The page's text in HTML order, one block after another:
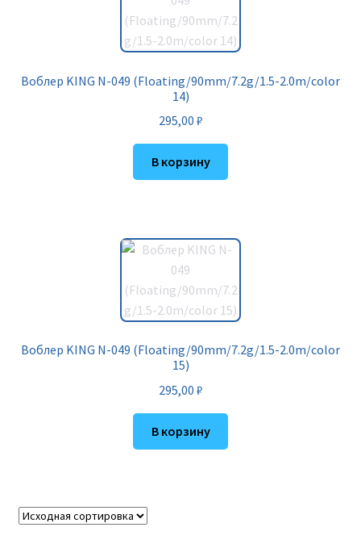
Воблер KING N-049 (Floating/90mm/7.2g/1.5-2.0m/color
14)
295,00 ₽
В корзину
Воблер KING N-049 (Floating/90mm/7.2g/1.5-2.0m/color
15)
295,00 ₽
В корзину